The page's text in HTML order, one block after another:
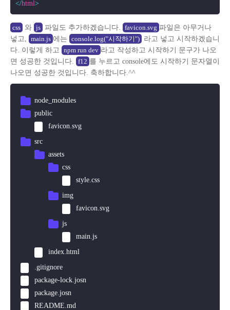
</html>
css 와 js 파일도 추가하겠습니다. favicon.svg 파일은 아무거나
넣고,
main.js 에는 console.log("시작하기")
라고 넣고 시작하겠습니
다. 이렇게 하고
npm run dev 라고 작성하고 시작하기 문구가 나오
면 성공한 것입니다.
f12 를 누르고 console에도 시작하기 문자열이
나오면 성공한 것입니다. 축하합니다.^^
node_modules
public
favicon.svg
src
assets
css
style.css
img
favicon.svg
js
main.js
index.html
.gitignore
package-lock.josn
package.josn
README.md